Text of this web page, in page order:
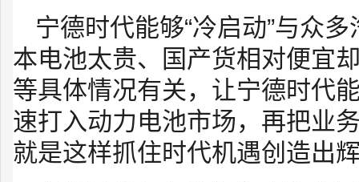
宁德时代能够“冷启动”与众
本电池太贵、国产货相对便宜
等具体情况有关，让宁德时代
速打入动力电池市场，再把业
就是这样抓住时代机遇创造出